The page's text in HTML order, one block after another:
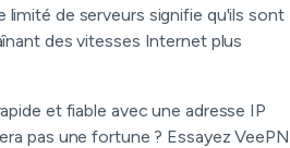
limité de serveurs signifie qu'ils sont
des vitesses Internet plus
et fiable avec une adresse IP
pas une fortune ? Essayez VeePN